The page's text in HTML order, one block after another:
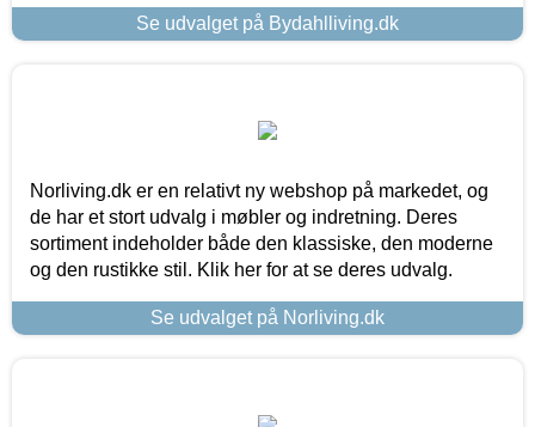
Se udvalget på Bydahlliving.dk
Norliving.dk er en relativt ny webshop på markedet, og
de har et stort udvalg i møbler og indretning. Deres
sortiment indeholder både den klassiske, den moderne
og den rustikke stil. Klik her for at se deres udvalg.
Se udvalget på Norliving.dk